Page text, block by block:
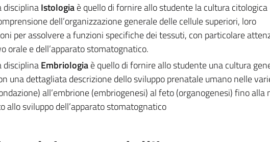
disciplinaIstologiaè quello di fornire allo studente la cultura citologica
dell’organizzazione generale delle cellule superiori, loro
per assolvere a funzioni specifiche dei tessuti, con particolare
orale e dell’apparato stomatognatico.
disciplinaEmbriologiaè quello di fornire allo studente una cultura
una dettagliata descrizione dello sviluppo prenatale umano nelle
all’embrione (embriogenesi) al feto (organogenesi) fino alla
allo sviluppo dell’apparato stomatognatico